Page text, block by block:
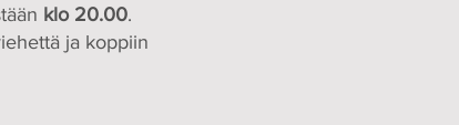
klo 20.00.
ja koppiin